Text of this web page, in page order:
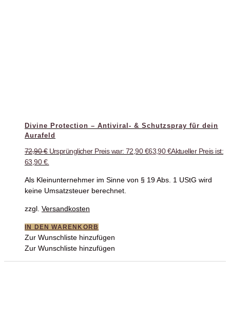
Divine Protection – Antiviral- & Schutzspray für dein
Aurafeld
72,90€ Ursprünglicher Preis war: 72,90 €63,90€Aktueller Preis ist:
63,90 €.
Als Kleinunternehmer im Sinne von § 19 Abs. 1 UStG wird
keine Umsatzsteuer berechnet.
zzgl. Versandkosten
IN DEN WARENKORB
Zur Wunschliste hinzufügen
Zur Wunschliste hinzufügen